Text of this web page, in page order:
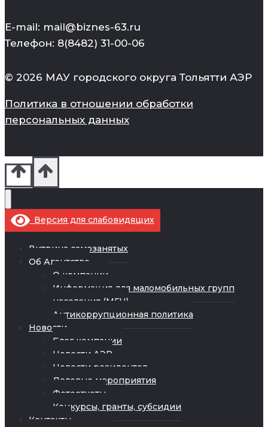
E-mail: mail@biznes-63.ru
Телефон: 8(8482) 31-00-06
© 2026 МАУ городского округа Тольятти АЭР
Политика в отношении обработки
персональных данных
Версия для слабовидящих
Витрина самозанятых
Об Агентстве
О компании
Информация для маломобильных групп
населения (МГН)
Антикоррупционная политика
Новости
Блог компании
Новости АЭР
Новости резидентов
Деловые мероприятия
Фотоотчеты
Конкурсы, гранты, субсидии
Контакты